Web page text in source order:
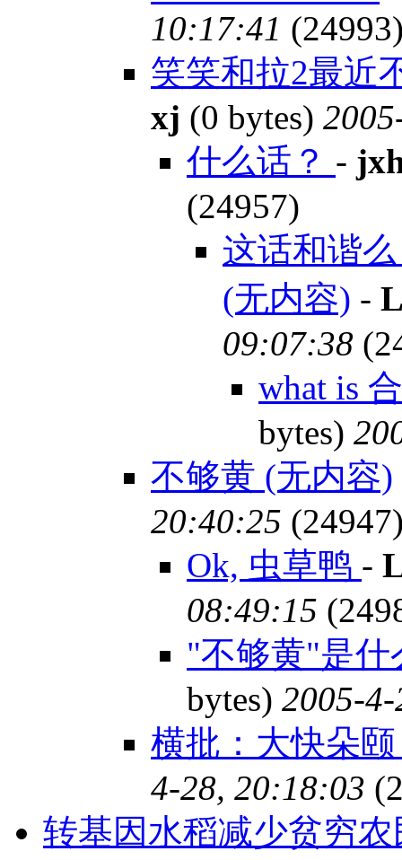
10:17:41
笑笑和拉2最近
xj (0 bytes)
什么话？ -
(24957)
这话和谐
(无内容) -
09:07:38
what is
bytes)
不够黄 (无内容)
20:40:25
Ok, 虫草鸭 -
08:49:15
"不够黄"是什
bytes) 2005-
横批：大快朵
4-28, 20:18:03
转基因水稻减少贫穷